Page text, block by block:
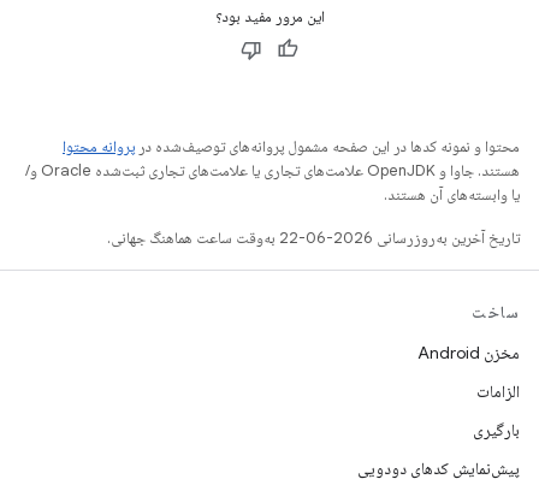
این مرور مفید بود؟
محتوا و نمونه کدها در این صفحه مشمول پروانه‌های توصیف‌شده در پروانه محتوا
هستند. جاوا و OpenJDK علامت‌های تجاری یا علامت‌های تجاری ثبت‌شده Oracle و/
یا وابسته‌های آن هستند.
تاریخ آخرین به‌روزرسانی 2026-06-22 به‌وقت ساعت هماهنگ جهانی.
ساخت
مخزن Android
الزامات
بارگیری
پیش‌نمایش کدهای دودویی